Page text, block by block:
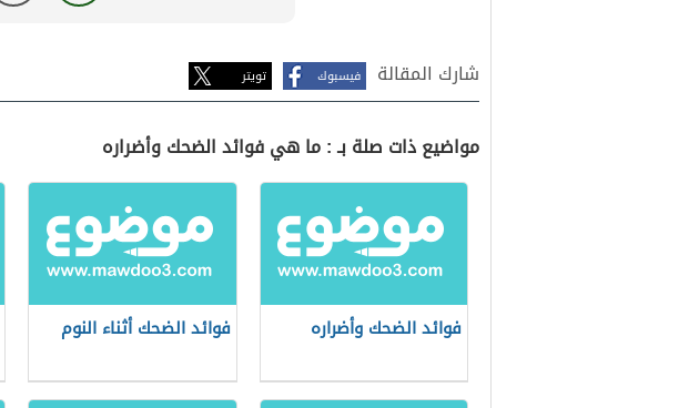
شارك المقالة فيسبوك تويتر
مواضيع ذات صلة بـ : ما هي فوائد الضحك وأضراره
فوائد الضحك وأضراره فوائد الضحك أثناء النوم